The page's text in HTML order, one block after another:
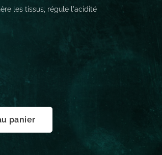
les tissus, régule l'acidité
panier